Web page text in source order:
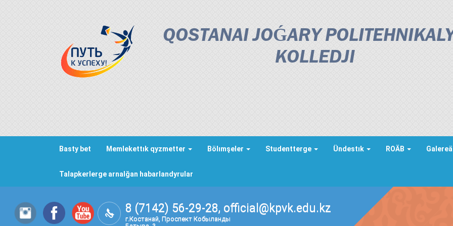
QOSTANAI JOǴARY
KOLLEDJІ
Basty bet Memlekettık qyzmetter Bölımşeler Studentterge Ündestık ROÄB Galereä
Talapkerlerge arnalğan habarlandyrular
8 (7142) 56-29-28, official@kpvk.edu.kz
г.Костанай, Проспект Кобыланды